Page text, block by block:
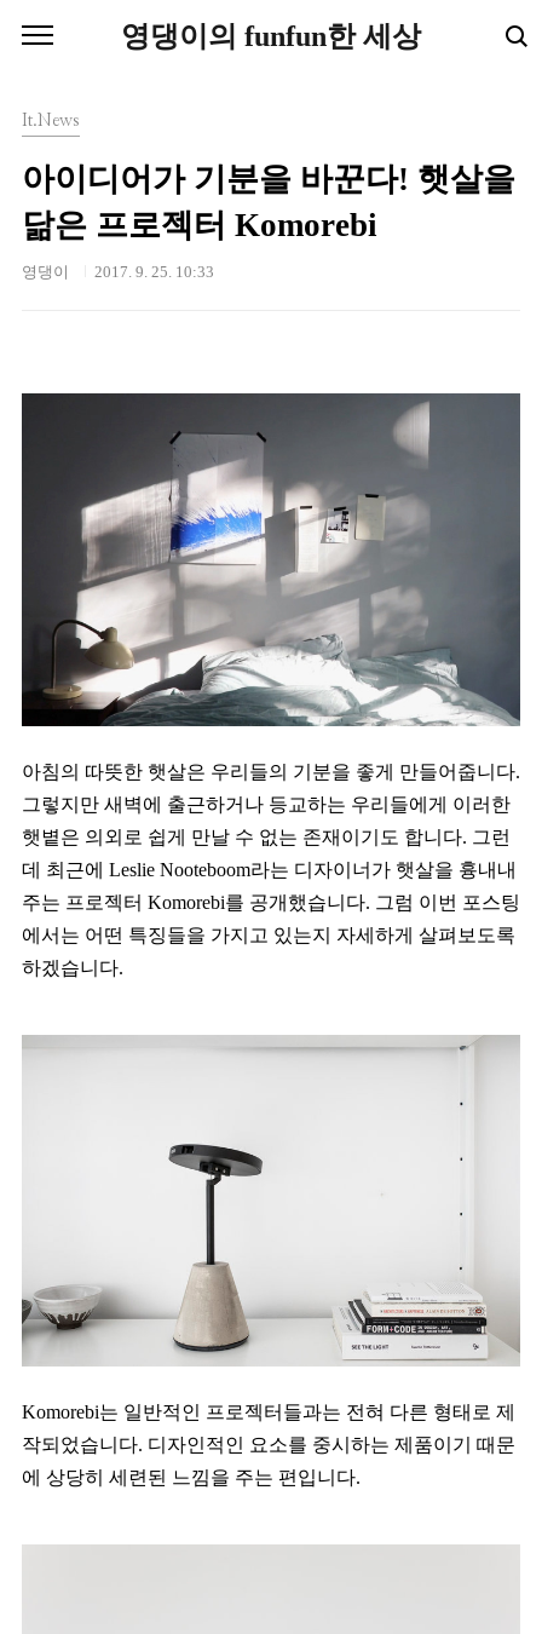
영댕이의 funfun한 세상
It.News
아이디어가 기분을 바꾼다! 햇살을
닮은 프로젝터 Komorebi
영댕이 2017. 9. 25. 10:33
아침의 따뜻한 햇살은 우리들의 기분을 좋게 만들어줍니다.
그렇지만 새벽에 출근하거나 등교하는 우리들에게 이러한
햇볕은 의외로 쉽게 만날 수 없는 존재이기도 합니다. 그런
데 최근에 Leslie Nooteboom라는 디자이너가 햇살을 흉내내
주는 프로젝터 Komorebi를 공개했습니다. 그럼 이번 포스팅
에서는 어떤 특징들을 가지고 있는지 자세하게 살펴보도록
하겠습니다.
Komorebi는 일반적인 프로젝터들과는 전혀 다른 형태로 제
작되었습니다. 디자인적인 요소를 중시하는 제품이기 때문
에 상당히 세련된 느낌을 주는 편입니다.